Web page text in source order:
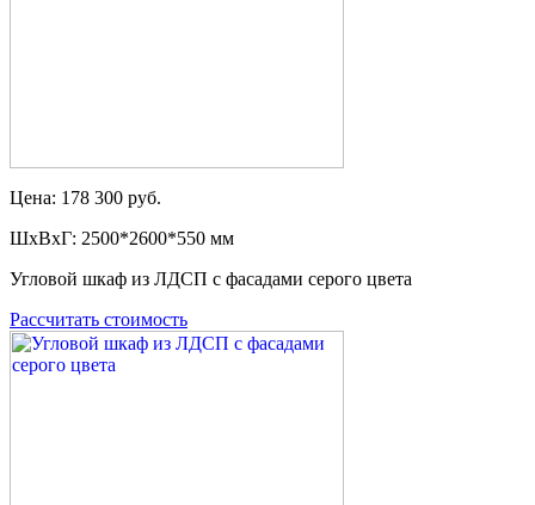
Цена: 178 300 руб.
ШxВxГ: 2500*2600*550 мм
Угловой шкаф из ЛДСП с фасадами серого цвета
Рассчитать стоимость